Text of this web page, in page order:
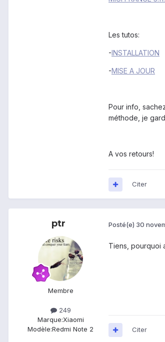
Les tutos:
-INSTALLATION
-MISE A JOUR
Pour info,
méthode, je
A vos retours!
Citer
ptr
Membre
249
Marque:Xiaomi
Modèle:Redmi Note 2
Posté(e) 30
Tiens, pourquoi
Citer